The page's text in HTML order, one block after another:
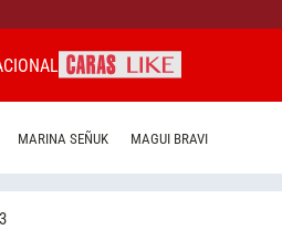
MARINA SEÑUK MAGUI BRAVI